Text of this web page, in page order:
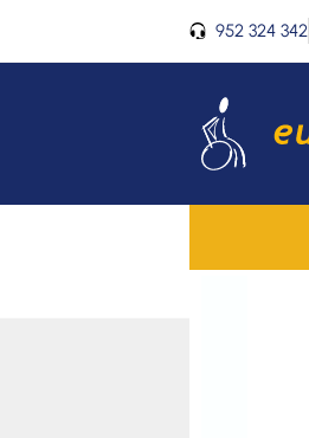
contenido
952 324 342